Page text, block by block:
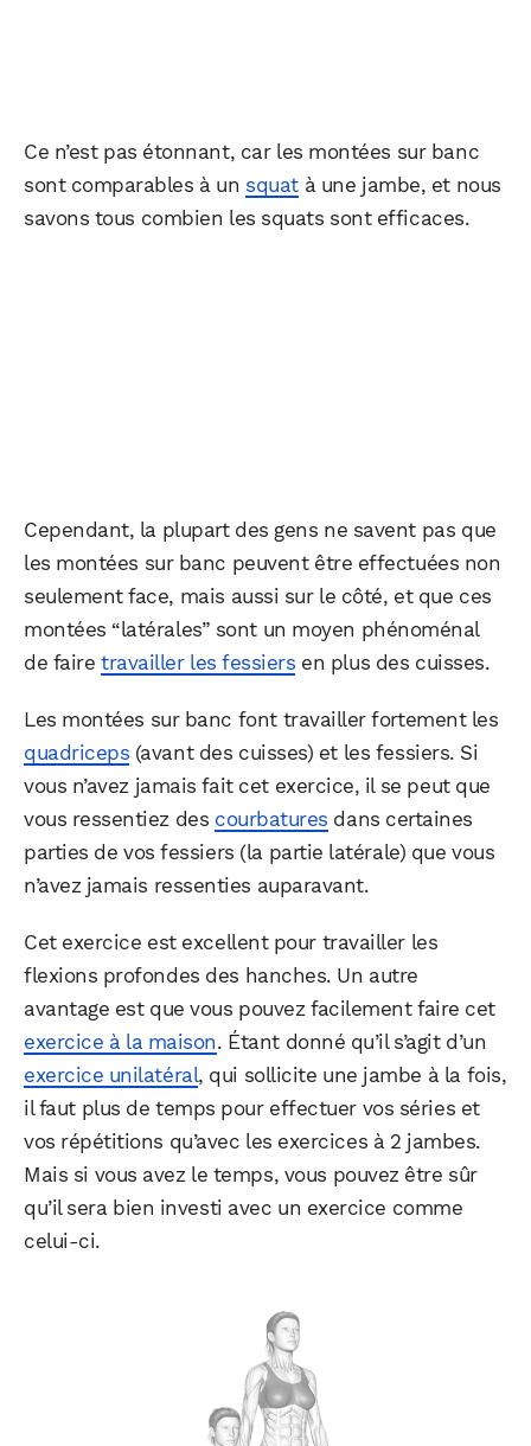
Ce n’est pas étonnant, car les montées sur banc
sont comparables à un squatà une jambe, et nous
savons tous combien les squats sont efficaces.
Cependant, la plupart des gens ne savent pas que
les montées sur banc peuvent être effectuées non
seulement face, mais aussi sur le côté, et que ces
montées “latérales” sont un moyen phénoménal
de fairetravailler les fessiers en plus des cuisses.
Les montées sur banc font travailler fortement les
quadriceps (avant des cuisses) et les fessiers. Si
vous n’avez jamais fait cet exercice, il se peut que
vous ressentiez des courbatures dans certaines
parties de vos fessiers (la partie latérale) que vous
n’avez jamais ressenties auparavant.
Cet exercice est excellent pour travailler les
flexions profondes des hanches. Un autre
avantage est que vous pouvez facilement faire cet
exercice à la maison. Étant donné qu’il s’agit d’un
exercice unilatéral, qui sollicite une jambe à la fois,
il faut plus de temps pour effectuer vos séries et
vos répétitions qu’avec les exercices à 2 jambes.
Mais si vous avez le temps, vous pouvez être sûr
qu’il sera bien investi avec un exercice comme
celui-ci.